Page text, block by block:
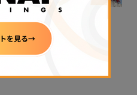
性＝BIS
ステーブルコイ
ほとんど受けな